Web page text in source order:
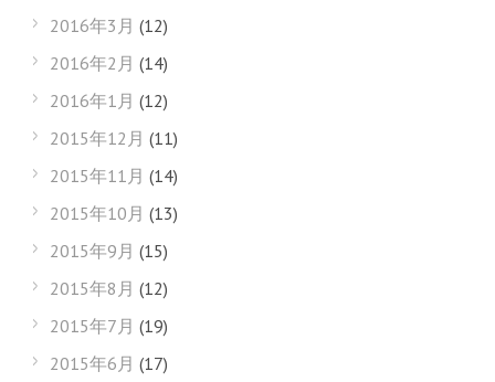
2016年3月 (12)
2016年2月 (14)
2016年1月 (12)
2015年12月 (11)
2015年11月 (14)
2015年10月 (13)
2015年9月 (15)
2015年8月 (12)
2015年7月 (19)
2015年6月 (17)